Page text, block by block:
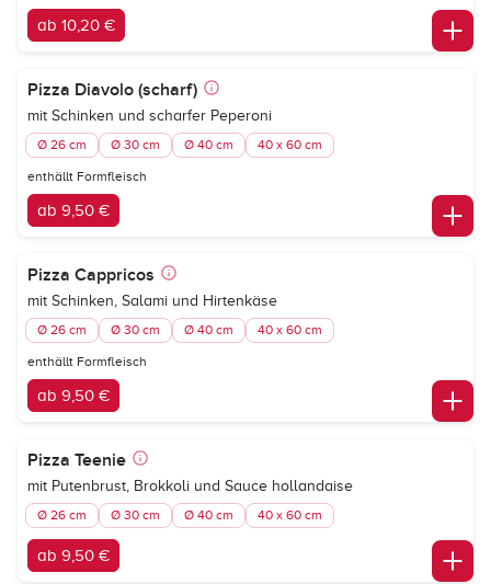
ab 10,20 €
Pizza Diavolo (scharf)
mit Schinken und scharfer Peperoni
Ø 26 cm Ø 30 cm Ø 40 cm 40 x 60 cm
enthällt Formfleisch
ab 9,50 €
Pizza Cappricos
mit Schinken, Salami und Hirtenkäse
Ø 26 cm Ø 30 cm Ø 40 cm 40 x 60 cm
enthällt Formfleisch
ab 9,50 €
Pizza Teenie
mit Putenbrust, Brokkoli und Sauce hollandaise
Ø 26 cm Ø 30 cm Ø 40 cm 40 x 60 cm
ab 9,50 €